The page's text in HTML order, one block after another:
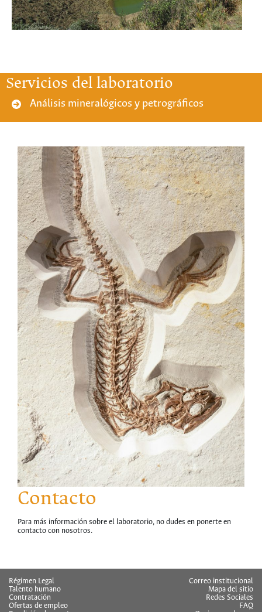
Servicios del laboratorio
Análisis mineralógicos y petrográficos
Contacto
Para más información sobre el laboratorio, no dudes en ponerte en
contacto con nosotros.
Régimen Legal
Talento humano
Contratación
Ofertas de empleo
Correo institucional
Mapa del sitio
Redes Sociales
FAQ